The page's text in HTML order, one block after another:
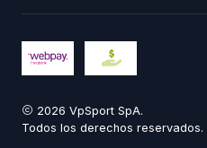
2026 VpSport SpA.
Todos los derechos reservados.